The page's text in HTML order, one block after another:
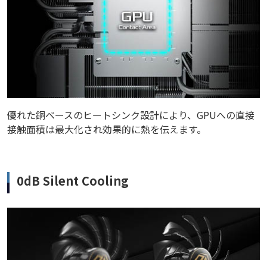
優れた銅ベースのヒートシンク設計により、GPUへの直接
接触面積は最大化され効果的に熱を伝えます。
0dB Silent Cooling